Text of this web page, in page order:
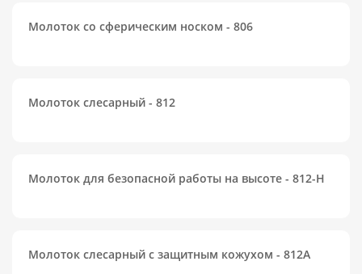
Молоток со сферическим носком - 806
Молоток слесарный - 812
Молоток для безопасной работы на высоте - 812-H
Молоток слесарный с защитным кожухом - 812A